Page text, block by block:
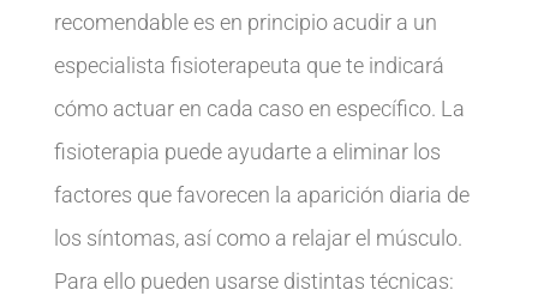
recomendable es en principio acudir a un
especialista fisioterapeuta que te indicará
cómo actuar en cada caso en específico. La
fisioterapia puede ayudarte a eliminar los
factores que favorecen la aparición diaria de
los síntomas, así como a relajar el músculo.
Para ello pueden usarse distintas técnicas: